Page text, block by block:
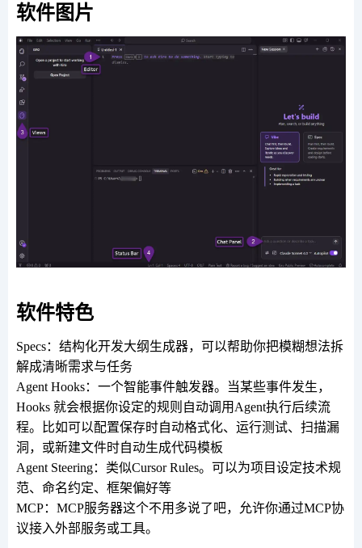
软件图片
软件特色
Specs：结构化开发大纲生成器，可以帮助你把模糊想法拆
解成清晰需求与任务
Agent Hooks：一个智能事件触发器。当某些事件发生，
Hooks 就会根据你设定的规则自动调用Agent执行后续流
程。比如可以配置保存时自动格式化、运行测试、扫描漏
洞，或新建文件时自动生成代码模板
Agent Steering：类似Cursor Rules。可以为项目设定技术规
范、命名约定、框架偏好等
MCP：MCP服务器这个不用多说了吧，允许你通过MCP协
议接入外部服务或工具。